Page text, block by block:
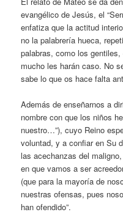
evangélico de Jesús, el
enfatiza que la actitud
no la palabrería hueca,
palabras, como los
mucho les harán caso. No
sabe lo que os hace falta
Además de enseñarnos a
nombre con que los niños
nuestro…”), cuyo Reino
voluntad, y a confiar en Su
las acechanzas del
en que vamos a ser
(que para la mayoría de
nuestras ofensas, pues
han ofendido”.